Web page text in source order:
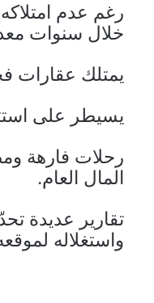
رغم عدم
خلال سنوات
يمتلك عقارات
يسيطر على
رحلات فارهة
المال العام.
تقارير عديدة
واستغلاله